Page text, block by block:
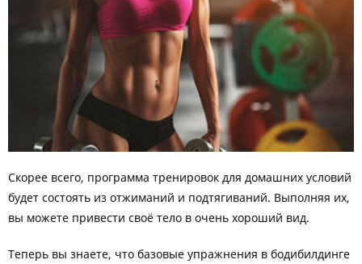
Скорее всего, программа тренировок для домашних условий
будет состоять из отжиманий и подтягиваний. Выполняя их,
вы можете привести своё тело в очень хороший вид.
Теперь вы знаете, что базовые упражнения в бодибилдинге